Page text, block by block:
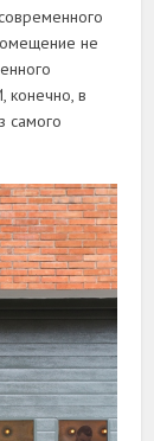
не
конечно, в
самого